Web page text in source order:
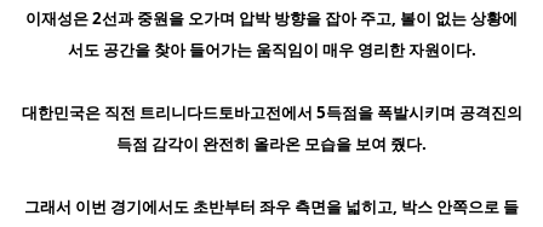
이재성은 2선과 중원을 오가며 압박 방향을 잡아 주고, 볼이 없는 상황에
서도 공간을 찾아 들어가는 움직임이 매우 영리한 자원이다.
대한민국은 직전 트리니다드토바고전에서 5득점을 폭발시키며 공격진의
득점 감각이 완전히 올라온 모습을 보여 줬다.
그래서 이번 경기에서도 초반부터 좌우 측면을 넓히고, 박스 안쪽으로 들